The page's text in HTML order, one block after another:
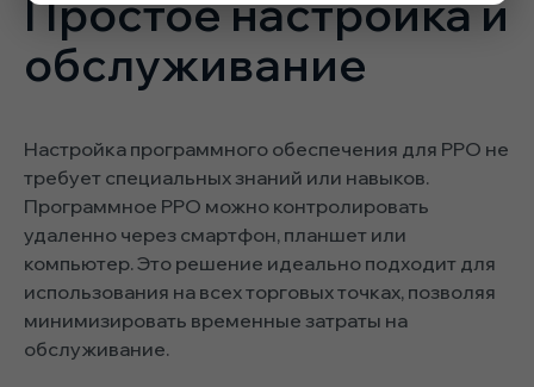
Простое настройка и
обслуживание
Настройка программного обеспечения для РРО не
требует специальных знаний или навыков.
Программное РРО можно контролировать
удаленно через смартфон, планшет или
компьютер. Это решение идеально подходит для
использования на всех торговых точках, позволяя
минимизировать временные затраты на
обслуживание.